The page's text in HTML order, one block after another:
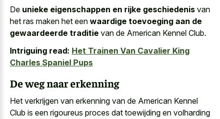
De unieke eigenschappen en rijke geschiedenis van
het ras maken het een waardige toevoeging aan de
gewaardeerde traditie van de American Kennel Club.
Intriguing read: Het Trainen Van Cavalier King
Charles Spaniel Pups
De weg naar erkenning
Het verkrijgen van erkenning van de American Kennel
Club is een rigoureus proces dat toewijding en volharding